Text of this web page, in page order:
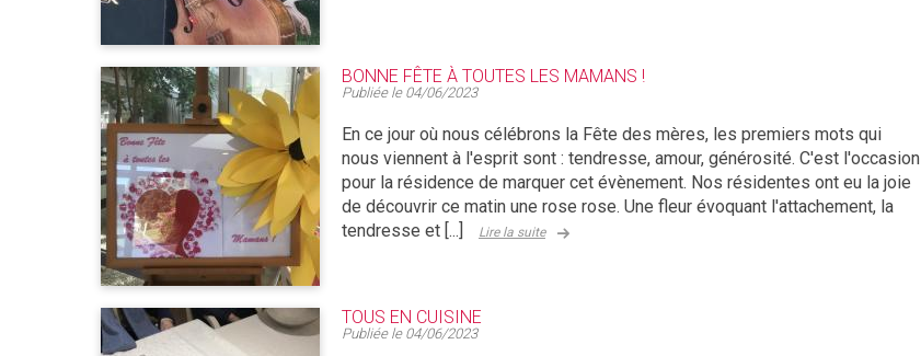
BONNE FÊTE À TOUTES LES MAMANS !
Publiée le 04/06/2023
En ce jour où nous célébrons la Fête des mères, les premiers mots qui
nous viennent à l'esprit sont : tendresse, amour, générosité. C'est l'occasion
pour la résidence de marquer cet évènement. Nos résidentes ont eu la joie
de découvrir ce matin une rose rose. Une fleur évoquant l'attachement, la
tendresse et [...]
Lire la suite
TOUS EN CUISINE
Publiée le 04/06/2023